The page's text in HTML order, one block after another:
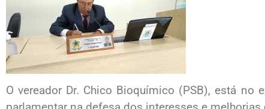
O vereador Dr. Chico Bioquímico (PSB), está